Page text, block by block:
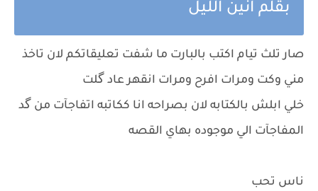
بقلم انين الليل
صار تلث تيام اكتب بالبارت ما شفت تعليقاتكم لان تاخذ
مني وكت ومرات افرح ومرات انقهر عاد گلت
خلي ابلش بالكتابه لان بصراحه انا ككاتبه اتفاجآت من گد
المفاجآت الي موجوده بهاي القصه
ناس تحب